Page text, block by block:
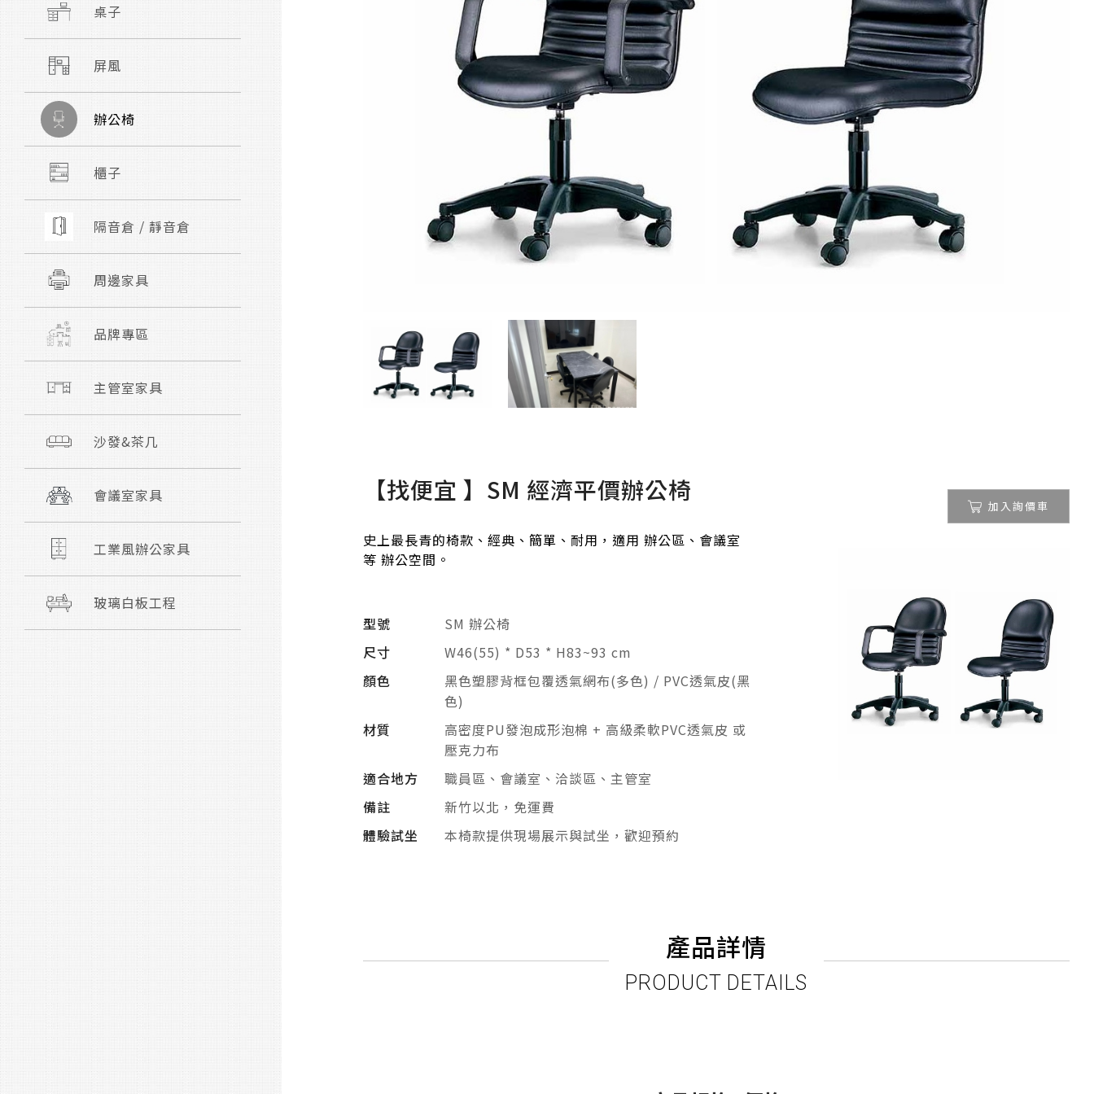
桌子
屏風
辦公椅
櫃子
隔音倉 / 靜音倉
周邊家具
品牌專區
主管室家具
沙發&茶几
會議室家具
工業風辦公家具
玻璃白板工程
【找便宜 】SM 經濟平價辦公椅
史上最長青的椅款、經典、簡單、耐用，適用 辦公區、會議室
等 辦公空間。
型號
SM 辦公椅
尺寸
W46(55) * D53 * H83~93 cm
顏色
黑色塑膠背框包覆透氣網布(多色) / PVC透氣皮(黑
色)
材質
高密度PU發泡成形泡棉 + 高級柔軟PVC透氣皮 或
壓克力布
適合地方
職員區、會議室、洽談區、主管室
備註
新竹以北，免運費
體驗試坐
本椅款提供現場展示與試坐，歡迎預約
加入詢價車
產品詳情
PRODUCT DETAILS